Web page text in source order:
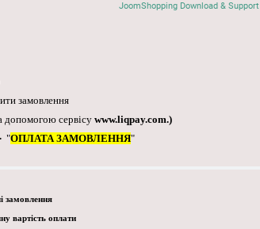
JoomShopping Download & Support
замовлення
допомогою сервісу www.liqpay.com.)
"ОПЛАТА ЗАМОВЛЕННЯ"
замовлення
вартість оплати